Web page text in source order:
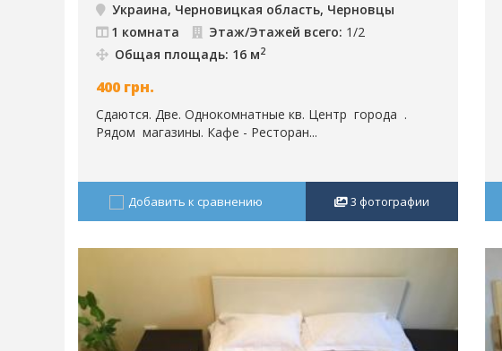
Украина, Черновицкая область, Черновцы
1 комната
Этаж/Этажей всего: 1/2
Общая площадь: 16 м2
400 грн.
Сдаются. Две. Однокомнатные кв. Центр города .
Рядом магазины. Кафе - Ресторан...
Добавить к сравнению 3 фотографии